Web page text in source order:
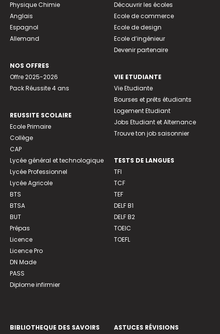
Physique Chimie
Anglais
Espagnol
Allemand
NOS OFFRES
Offre 2025-2026
Pack Réussite 4 ans
REUSSITE SCOLAIRE
Ecole Primaire
Collège
CAP
Lycée général et technologique
Lycée Professionnel
Lycée Agricole
BTS
BTSA
BUT
Prépas
Licence
Licence Pro
DN Made
PASS
Diplome infirmier
Découvrir les écoles
Ecole de commerce
Ecole de design
Ecole d’ingénieur
Devenir partenaire
VIE ETUDIANTE
Vie Etudiante
Bourses et prêts étudiants
Logement Etudiant
Jobs Etudiant et Alternance
Trouve ton job saisonnier
TESTS DE LANGUES
TFI
TCF
TEF
DELF B1
DELF B2
TOEIC
TOEFL
BIBLIOTHEQUE DES SAVOIRS
ASTUCES RÉVISIONS